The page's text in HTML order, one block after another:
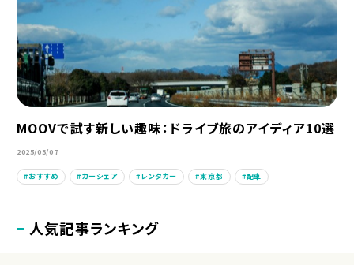
MOOVで試す新しい趣味：ドライブ旅のアイディア10選
2025/03/07
おすすめ カーシェア レンタカー 東京都 配車
人気記事ランキング